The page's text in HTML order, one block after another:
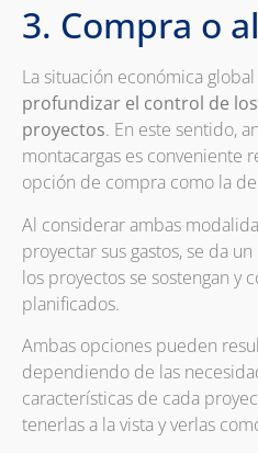
3. Compra o
La situación económica
profundizar el control de
proyectos. En este sentido,
montacargas es conveniente
opción de compra como la
Al considerar ambas
proyectar sus gastos, se da
los proyectos se sostengan y
planificados.
Ambas opciones pueden
dependiendo de las
características de cada
tenerlas a la vista y verlas